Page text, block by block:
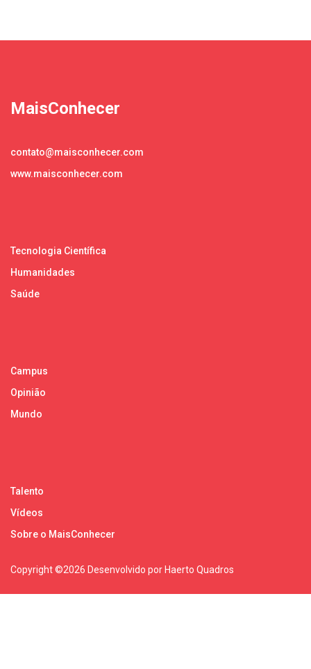
MaisConhecer
contato@maisconhecer.com
www.maisconhecer.com
Tecnologia Científica
Humanidades
Saúde
Campus
Opinião
Mundo
Talento
Vídeos
Sobre o MaisConhecer
Copyright ©2026 Desenvolvido por Haerto Quadros